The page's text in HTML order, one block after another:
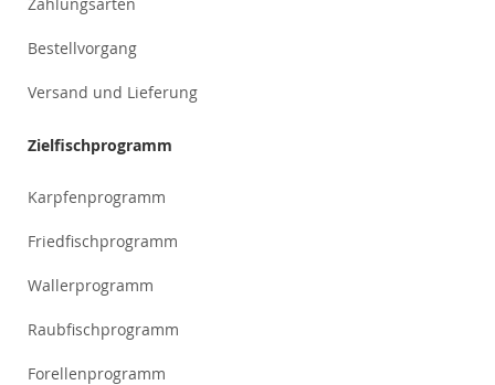
Bestellvorgang
Versand und Lieferung
Zielfischprogramm
Karpfenprogramm
Friedfischprogramm
Wallerprogramm
Raubfischprogramm
Forellenprogramm